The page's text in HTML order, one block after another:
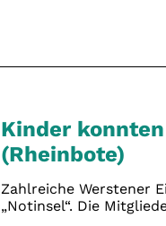
Kinder
(Rheinbote)
Zahlreiche Werstener
„Notinsel“. Die